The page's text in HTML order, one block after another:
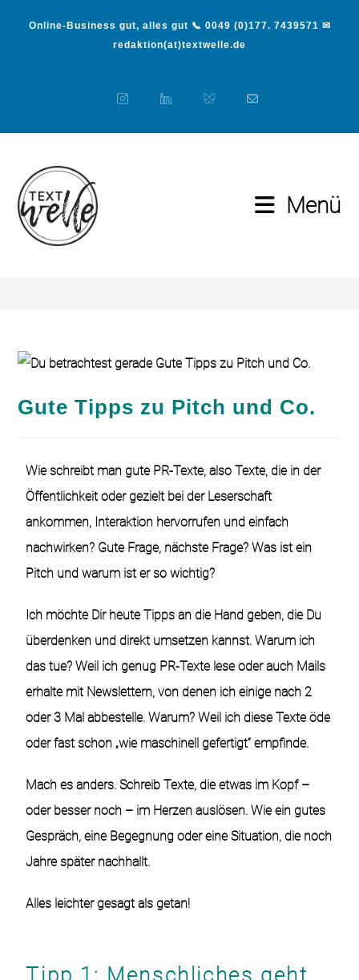
Online-Business gut, alles gut 📞 0049 (0)177. 7439571 ✉
redaktion(at)textwelle.de
Menü
Blog
Gute Tipps zu Pitch und Co.
Wie schreibt man gute PR-Texte, also Texte, die in der
Öffentlichkeit oder gezielt bei der Leserschaft
ankommen, Interaktion hervorrufen und einfach
nachwirken? Gute Frage, nächste Frage? Was ist ein
Pitch und warum ist er so wichtig?
Ich möchte Dir heute Tipps an die Hand geben, die Du
überdenken und direkt umsetzen kannst. Warum ich
das tue? Weil ich genug PR-Texte lese oder auch Mails
erhalte mit Newslettern, von denen ich einige nach 2
oder 3 Mal abbestelle. Warum? Weil ich diese Texte öde
oder fast schon „wie maschinell gefertigt“ empfinde.
Mach es anders. Schreib Texte, die etwas im Kopf –
oder besser noch – im Herzen auslösen. Wie ein gutes
Gespräch, eine Begegnung oder eine Situation, die noch
Jahre später nachhallt.
Alles leichter gesagt als getan!
Tipp 1: Menschliches geht